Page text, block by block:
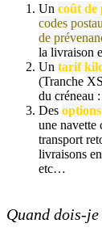
Un coût de
codes
de
la livraison
Un tarif
(Tranche
du créneau
Des
une navette
transport
livraisons
etc…
Quand dois-